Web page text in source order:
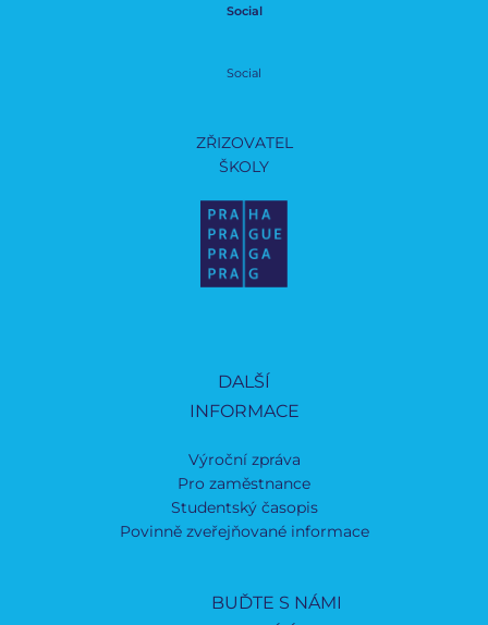
Social
Social
ZŘIZOVATEL
ŠKOLY
DALŠÍ
INFORMACE
Výroční zpráva
Pro zaměstnance
Studentský časopis
Povinně zveřejňované informace
BUĎTE S NÁMI